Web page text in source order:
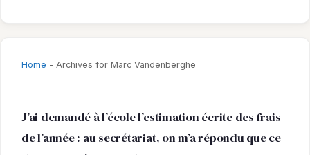
Home - Archives for Marc Vandenberghe
J’ai demandé à l’école l’estimation écrite des frais
de l’année : au secrétariat, on m’a répondu que ce